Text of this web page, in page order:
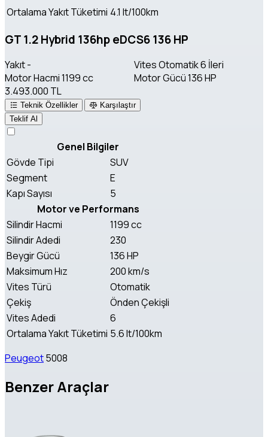
Ortalama Yakıt Tüketimi 4.1 lt/100km
GT 1.2 Hybrid 136hp eDCS6 136 HP
Yakıt- VitesOtomatik 6 İleri
Motor Hacmi1199 cc Motor Gücü136 HP
3.493.000 TL
Teknik Özellikler
Karşılaştır
Teklif Al
Genel Bilgiler
Gövde Tipi
SUV
Segment
E
Kapı Sayısı
5
Motor ve Performans
Silindir Hacmi
1199 cc
Silindir Adedi
230
Beygir Gücü
136 HP
Maksimum Hız
200 km/s
Vites Türü
Otomatik
Çekiş
Önden Çekişli
Vites Adedi
6
Ortalama Yakıt Tüketimi 5.6 lt/100km
Peugeot5008
Benzer Araçlar